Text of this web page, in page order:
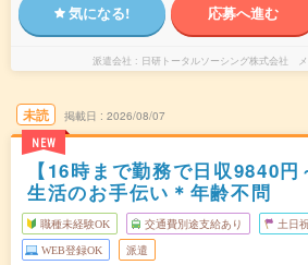
気になる! 応募へ進む
派遣会社 日研トータルソーシング株式会社
未読
NEW
掲載日 2026/08/07
【16時まで勤務で日収9840
生活のお手伝い＊年齢不問
職種未経験OK 交通費別途支給あり 土日
WEB登録OK 派遣